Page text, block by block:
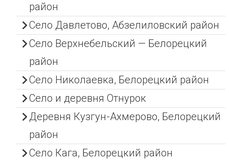
район
Село Давлетово, Абзелиловский район
Село Верхнебельский — Белорецкий
район
Село Николаевка, Белорецкий район
Село и деревня Отнурок
Деревня Кузгун-Ахмерово, Белорецкий
район
Село Кага, Белорецкий район